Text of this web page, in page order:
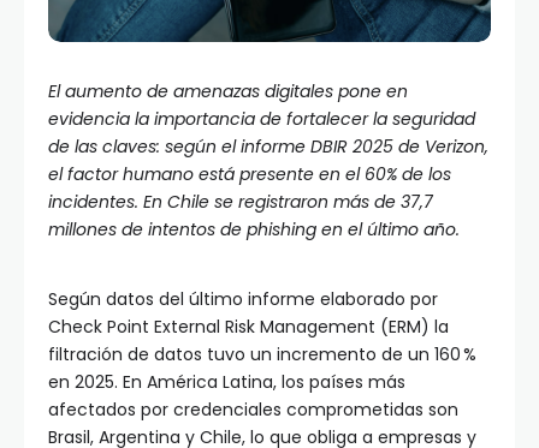
El aumento de amenazas digitales pone en
evidencia la importancia de fortalecer la seguridad
de las claves: según el informe DBIR 2025 de Verizon,
el factor humano está presente en el 60% de los
incidentes. En Chile se registraron más de 37,7
millones de intentos de phishing en el último año.
Según datos del último informe elaborado por
Check Point External Risk Management (ERM) la
filtración de datos tuvo un incremento de un 160 %
en 2025. En América Latina, los países más
afectados por credenciales comprometidas son
Brasil, Argentina y Chile, lo que obliga a empresas y